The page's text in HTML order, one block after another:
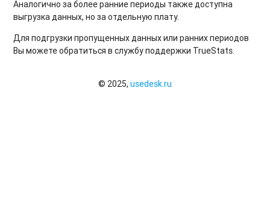
Аналогично за более ранние периоды также доступна
выгрузка данных, но за отдельную плату.
Для подгрузки пропущенных данных или ранних периодов
Вы можете обратиться в службу поддержки TrueStats.
© 2025, usedesk.ru